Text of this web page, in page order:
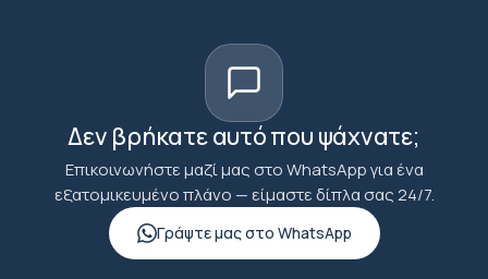
Δεν βρήκατε αυτό που ψάχνατε;
Επικοινωνήστε μαζί μας στο WhatsApp για ένα
εξατομικευμένο πλάνο — είμαστε δίπλα σας 24/7.
Γράψτε μας στο WhatsApp